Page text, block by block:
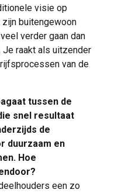
visie op
buitengewoon
verder gaan dan
raakt als uitzender
van de
tussen de
snel resultaat
de
duurzaam en
Hoe
een zo